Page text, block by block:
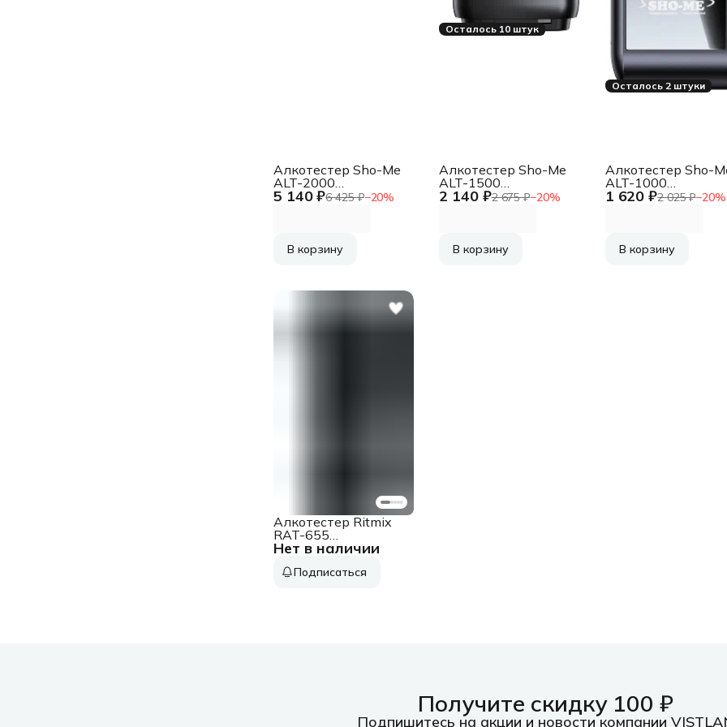
5 140 ₽6 425 ₽−20%
Алкотестер Sho-Me
ALT-2000
электрохимический
В корзину
Осталось 10 штук
2 140 ₽2 675 ₽−20%
Алкотестер Sho-Me
ALT-1500
электрохимический
В корзину
Осталось 2 штуки
1 620 ₽2 025 ₽−20%
Алкотестер Sho-
ALT-1000
В корзину
Нет в наличии
Алкотестер Ritmix
RAT-655
электрохимический
Подписаться
Получите скидку 100 ₽
Подпишитесь на акции и новости компании